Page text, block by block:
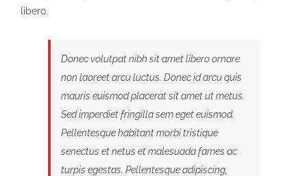
libero.
Donec volutpat nibh sit amet libero ornare
non laoreet arcu luctus. Donec id arcu quis
mauris euismod placerat sit amet ut metus.
Sed imperdiet fringilla sem eget euismod.
Pellentesque habitant morbi tristique
senectus et netus et malesuada fames ac
turpis egestas. Pellentesque adipiscing,